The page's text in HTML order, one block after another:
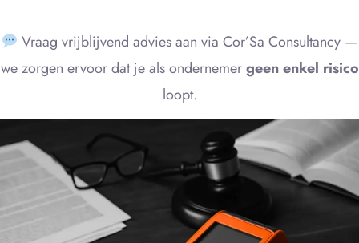
Vraag vrijblijvend advies aan via Cor’Sa Consultancy —
we zorgen ervoor dat je als ondernemergeen enkel risico
loopt.